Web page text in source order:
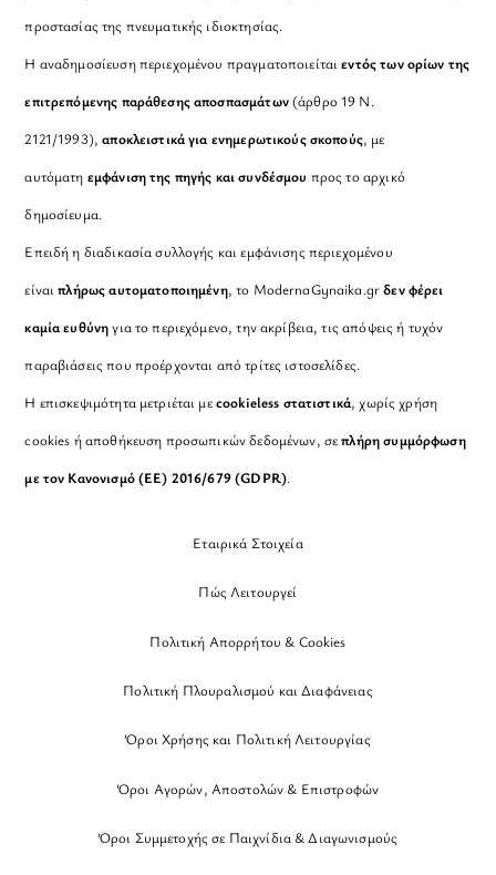
προστασίας της πνευματικής ιδιοκτησίας.
Η αναδημοσίευση περιεχομένου πραγματοποιείταιεντός των ορίων της
επιτρεπόμενης παράθεσης αποσπασμάτων(άρθρο 19 Ν.
2121/1993), αποκλειστικά για ενημερωτικούς σκοπούς, με
αυτόματη εμφάνιση της πηγής και συνδέσμου προς το αρχικό
δημοσίευμα.
Επειδή η διαδικασία συλλογής και εμφάνισης περιεχομένου
είναιπλήρως αυτοματοποιημένη, το ModernaGynaika.grδεν φέρει
καμία ευθύνηγια το περιεχόμενο, την ακρίβεια, τις απόψεις ή τυχόν
παραβιάσεις που προέρχονται από τρίτες ιστοσελίδες.
Η επισκεψιμότητα μετριέται μεcookieless στατιστικά, χωρίς χρήση
cookies ή αποθήκευση προσωπικών δεδομένων, σεπλήρη συμμόρφωση
με τον Κανονισμό (ΕΕ) 2016/679 (GDPR).
Εταιρικά Στοιχεία
Πώς Λειτουργεί
Πολιτική Απορρήτου & Cookies
Πολιτική Πλουραλισμού και Διαφάνειας
Όροι Χρήσης και Πολιτική Λειτουργίας
Όροι Αγορών, Αποστολών & Επιστροφών
Όροι Συμμετοχής σε Παιχνίδια & Διαγωνισμούς